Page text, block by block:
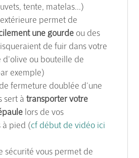
tente, matelas...)
permet de
une gourde ou des
de fuir dans votre
d'olive ou bouteille de
exemple)
fermeture doublée d'une
sert à transporter votre
lors de vos
à pied (cf début de vidéo ici
sécurité vous permet de